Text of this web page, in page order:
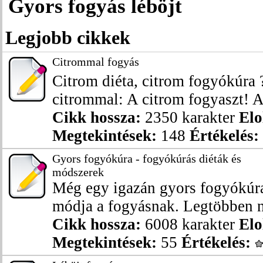
Gyors fogyás léböjt
Legjobb cikkek
Citrommal fogyás
Citrom diéta, citrom fogyókúra
citrommal: A citrom fogyaszt!
Cikk hossza: 2350 karakter
Megtekintések: 148 Értékelés:
Gyors fogyókúra - fogyókúrás diéták és
módszerek
Még egy igazán gyors
módja a fogyásnak. Legtöbben
Cikk hossza: 6008 karakter
Megtekintések: 55 Értékelés: